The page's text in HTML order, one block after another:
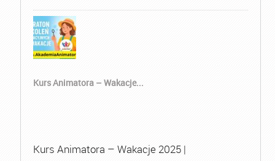
Kurs Animatora – Wakacje...
Kurs Animatora – Wakacje 2025 |